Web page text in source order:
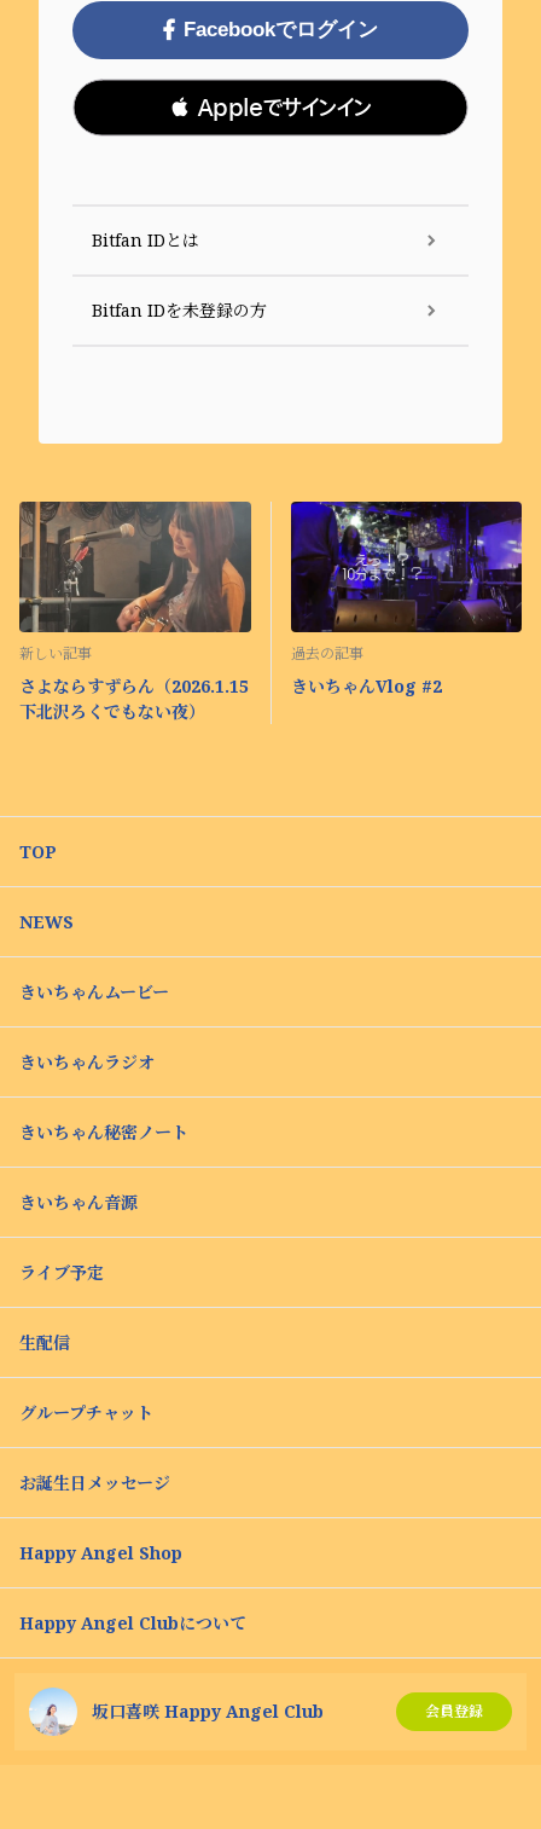
Facebookでログイン
 Appleでサインイン
Bitfan IDとは
Bitfan IDを未登録の方
新しい記事
さよならすずらん（2026.1.15
下北沢ろくでもない夜）
過去の記事
きいちゃんVlog #2
TOP
NEWS
きいちゃんムービー
きいちゃんラジオ
きいちゃん秘密ノート
きいちゃん音源
ライブ予定
生配信
グループチャット
お誕生日メッセージ
Happy Angel Shop
Happy Angel Clubについて
坂口喜咲 Happy Angel Club 会員登録